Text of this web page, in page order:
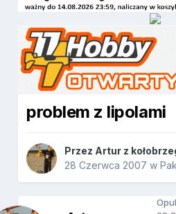
problem z lipolami
Przez Artur z
28 Czerwca 2007 w